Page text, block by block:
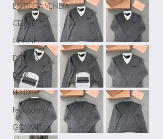
BOTTEGA VENETA
CELINE
CHANEL
DELVAUX
DIOR
FENDI
Ferragamo
GOYARD